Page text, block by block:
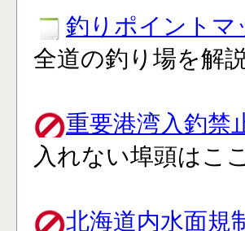
釣りポイントマ
全道の釣り場を解
重要港湾入釣禁
入れない埠頭はこ
北海道内水面規